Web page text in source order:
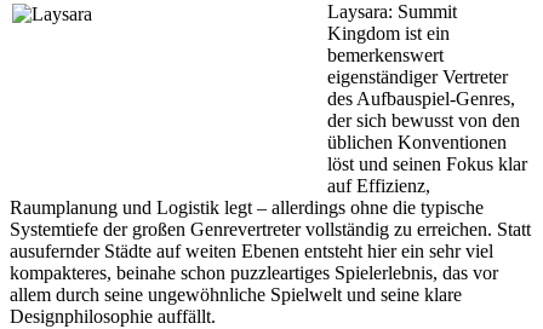
Laysara: Summit
Kingdom ist ein
bemerkenswert
eigenständiger Vertreter
des Aufbauspiel-Genres,
der sich bewusst von den
üblichen Konventionen
löst und seinen Fokus klar
auf Effizienz,
Raumplanung und Logistik legt – allerdings ohne die typische
Systemtiefe der großen Genrevertreter vollständig zu erreichen. Statt
ausufernder Städte auf weiten Ebenen entsteht hier ein sehr viel
kompakteres, beinahe schon puzzleartiges Spielerlebnis, das vor
allem durch seine ungewöhnliche Spielwelt und seine klare
Designphilosophie auffällt.